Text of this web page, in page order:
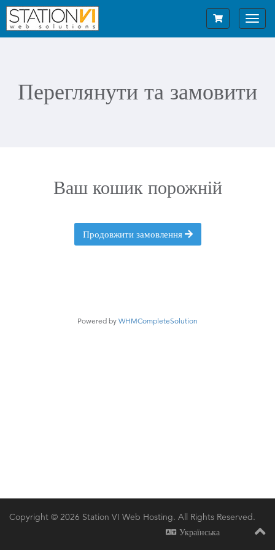
Переглянути та замовити
Ваш кошик порожній
Продовжити замовлення
Powered by WHMCompleteSolution
Copyright © 2026 Station VI Web Hosting. All Rights Reserved.
Українська